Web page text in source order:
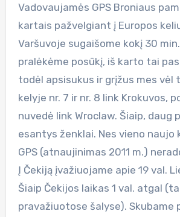
Vadovaujamės GPS Broniaus
kartais pažvelgiant į Europos
Varšuvoje sugaišome kokį 30
pralėkėme posūkį, iš karto tai
todėl apsisukus ir grįžus mes vėl
kelyje nr. 7 ir nr. 8 link Krokuvos,
nuvedė link Wroclaw. Šiaip, daug
esantys ženklai. Nes vieno naujo
GPS (atnaujinimas 2011 m.)
Į Čekiją įvažiuojame apie 19 val.
Šiaip Čekijos laikas 1 val. atgal
pravažiuotose šalyse). Skubame